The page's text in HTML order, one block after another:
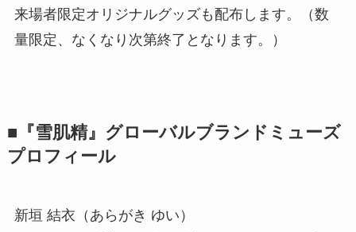
来場者限定オリジナルグッズも配布します。（数
量限定、なくなり次第終了となります。）
■『雪肌精』グローバルブランドミューズ
プロフィール
新垣 結衣（あらがき ゆい）